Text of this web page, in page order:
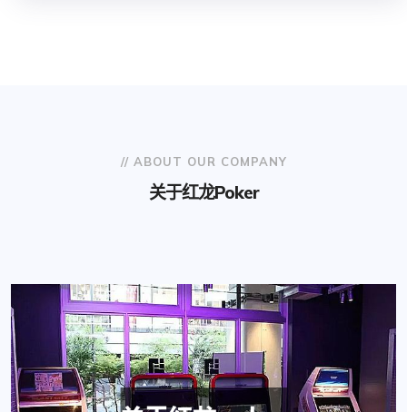
// ABOUT OUR COMPANY
关于红龙poker